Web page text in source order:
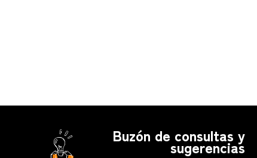
Buzón de consultas y
sugerencias